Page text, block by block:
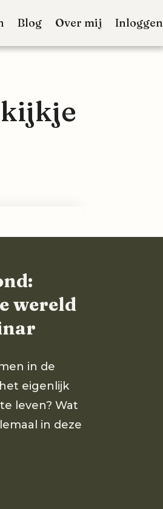
Blog Over mij Inloggen
kijkje
wereld
in de
eigenlijk
leven? Wat
in deze